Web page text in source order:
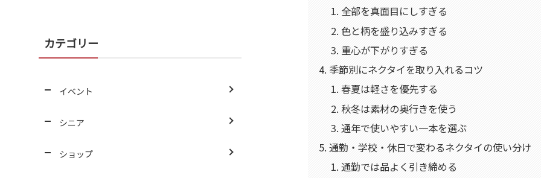
全部を真面目にしすぎる
色と柄を盛り込みすぎる
重心が下がりすぎる
季節別にネクタイを取り入れるコツ
春夏は軽さを優先する
秋冬は素材の奥行きを使う
通年で使いやすい一本を選ぶ
通勤・学校・休日で変わるネクタイの使い分け
通勤では品よく引き締める
カテゴリー
イベント
シニア
ショップ